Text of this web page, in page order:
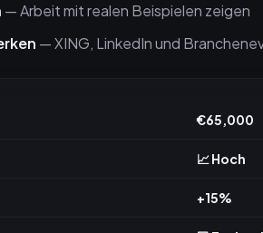
— Arbeit mit realen Beispielen zeigen
— XING, LinkedIn und
€65,000
📈 Hoch
+15%